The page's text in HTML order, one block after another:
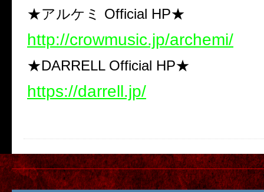
★アルケミ Official HP★
http://crowmusic.jp/archemi/
★DARRELL Official HP★
https://darrell.jp/